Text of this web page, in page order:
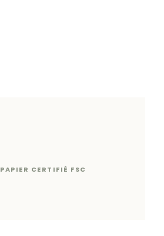
PAPIER CERTIFIÉ FSC